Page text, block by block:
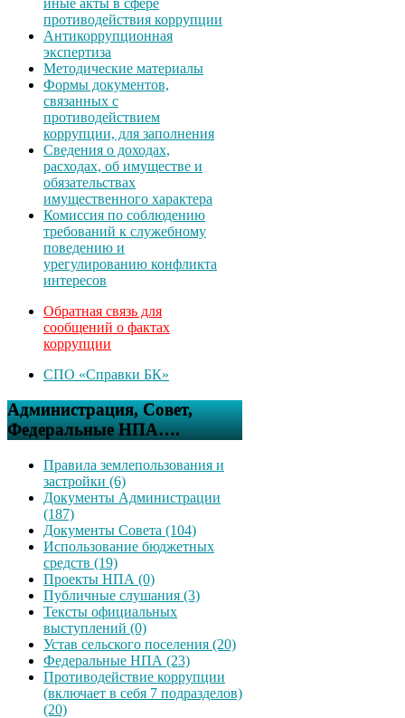
иные акты в сфере
противодействия коррупции
Антикоррупционная
экспертиза
Методические материалы
Формы документов,
связанных с
противодействием
коррупции, для заполнения
Сведения о доходах,
расходах, об имуществе и
обязательствах
имущественного характера
Комиссия по соблюдению
требований к служебному
поведению и
урегулированию конфликта
интересов
Обратная связь для
сообщений о фактах
коррупции
СПО «Справки БК»
Администрация, Совет,
Федеральные НПА….
Правила землепользования и
застройки (6)
Документы Администрации
(187)
Документы Совета (104)
Использование бюджетных
средств (19)
Проекты НПА (0)
Публичные слушания (3)
Тексты официальных
выступлений (0)
Устав сельского поселения (20)
Федеральные НПА (23)
Противодействие коррупции
(включает в себя 7 подразделов)
(20)